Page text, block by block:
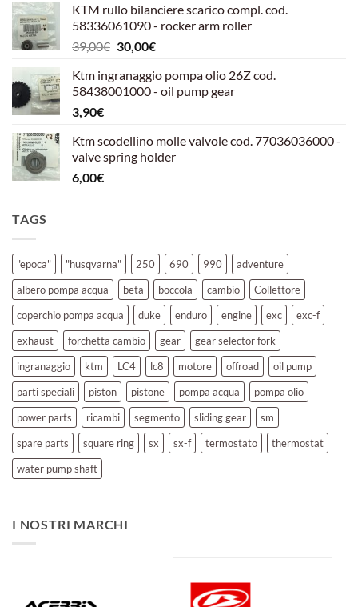
originale
era:
39,00€.
attuale
è:
30,00€.
KTM rullo bilanciere scarico compl. cod.
58336061090 - rocker arm roller
39,00€ Il
originale
era:
30,00€Il
attuale
è:
Ktm ingranaggio pompa olio 26Z cod.
58438001000 - oil pump gear
3,90€
Ktm scodellino molle valvole cod. 77036036000 -
valve spring holder
6,00€
TAGS
"epoca" "husqvarna" 250 690 990
adventure
albero pompa acqua
beta boccola cambio
Collettore
coperchio pompa acqua
duke enduro engine exc
exc-f
exhaust
forchetta cambio gear
gear selector fork
ingranaggio
ktm LC4 lc8 motore offroad
oil pump
parti speciali
piston pistone pompa acqua
pompa olio
power parts
ricambi segmento sliding gear
sm
spare parts
square ring sx sx-f termostato
thermostat
water pump shaft
I NOSTRI MARCHI